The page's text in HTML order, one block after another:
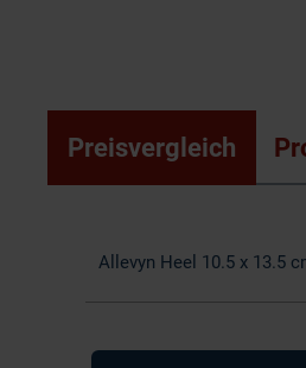
Preisvergleich
Allevyn Heel 10.5 x 13.5